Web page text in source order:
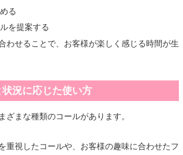
る
を提案する
わせることで、お客様が楽しく感じる時間が生
況に応じた使い方
ざまな種類のコールがあります。
重視したコールや、お客様の趣味に合わせたフ